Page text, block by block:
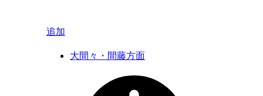
追加
大間々・間藤方面